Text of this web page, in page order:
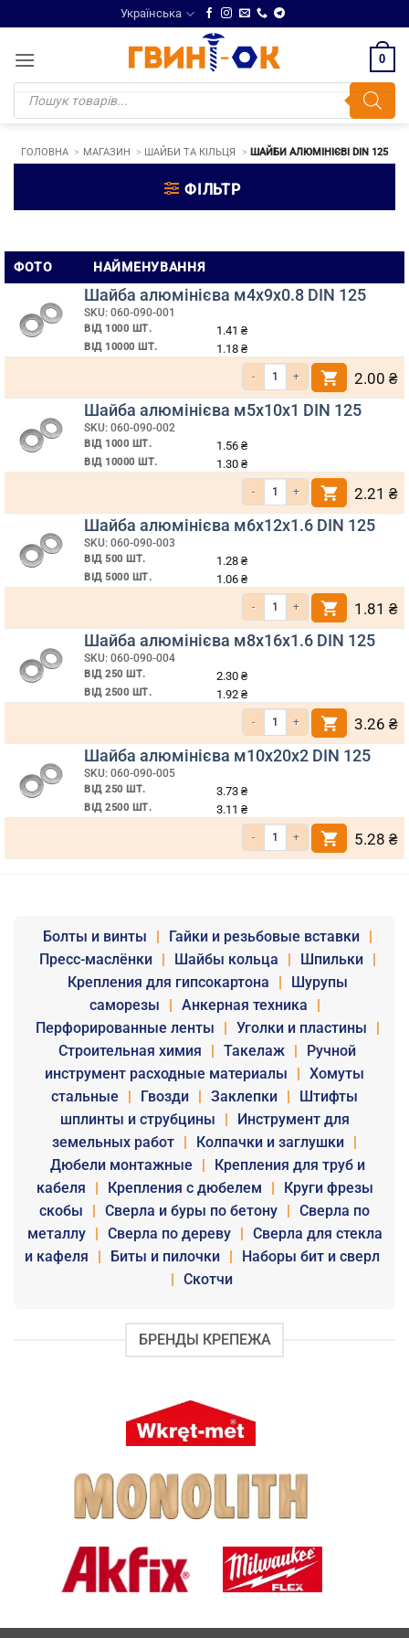
to
content
Українська
0
Products
search
ГОЛОВНА МАГАЗИН ШАЙБИ ТА КІЛЬЦЯ ШАЙБИ АЛЮМІНІЄВІ DIN 125
ФІЛЬТР
Шайби
алюмінієві
DIN
125
ФОТО НАЙМЕНУВАННЯ
Шайба алюмінієва м4х9х0.8 DIN 125
SKU: 060-090-001
ВІД 1000 ШТ. 1.41 ₴
ВІД 10000 ШТ. 1.18 ₴
Кількість Шайба алюмінієва
2.00 ₴
Шайба алюмінієва м5х10х1 DIN 125
SKU: 060-090-002
ВІД 1000 ШТ. 1.56 ₴
ВІД 10000 ШТ. 1.30 ₴
Кількість Шайба алюмінієва
2.21 ₴
Шайба алюмінієва м6х12х1.6 DIN 125
SKU: 060-090-003
ВІД 500 ШТ. 1.28 ₴
ВІД 5000 ШТ. 1.06 ₴
Кількість Шайба алюмінієва
1.81 ₴
Шайба алюмінієва м8х16х1.6 DIN 125
SKU: 060-090-004
ВІД 250 ШТ. 2.30 ₴
ВІД 2500 ШТ. 1.92 ₴
Кількість Шайба алюмінієва
3.26 ₴
Шайба алюмінієва м10х20х2 DIN 125
SKU: 060-090-005
ВІД 250 ШТ. 3.73 ₴
ВІД 2500 ШТ. 3.11 ₴
Кількість Шайба алюмінієва
5.28 ₴
Болты и винты | Гайки и резьбовые вставки
|
Пресс-маслёнки
| Шайбы кольца | Шпильки
|
Крепления для гипсокартона
|
Шурупы
саморезы
| Анкерная техника
|
Перфорированные ленты
| Уголки и пластины
|
Строительная химия
| Такелаж |
Ручной
инструмент расходные материалы
| Хомуты
стальные
| Гвозди | Заклепки |
Штифты
шплинты и струбцины
|
Инструмент для
земельных работ | Колпачки и заглушки |
Дюбели монтажные
|
Крепления для труб и
кабеля
| Крепления с дюбелем |
Круги фрезы
скобы
| Сверла и буры по бетону | Сверла по
металлу
| Сверла по дереву | Сверла для стекла
и кафеля
| Биты и пилочки |
Наборы бит и сверл
| Скотчи
БРЕНДЫ КРЕПЕЖА